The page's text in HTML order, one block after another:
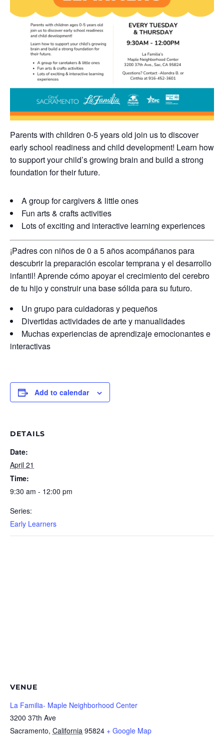
Parents with children 0-5 years old join us to discover
early school readiness and child development! Learn how
to support your child’s growing brain and build a strong
foundation for their future.
A group for cargivers & little ones
Fun arts & crafts activities
Lots of exciting and interactive learning experiences
¡Padres con niños de 0 a 5 años acompáñanos para
descubrir la preparación escolar temprana y el desarrollo
infantil! Aprende cómo apoyar el crecimiento del cerebro
de tu hijo y construir una base sólida para su futuro.
Un grupo paracuidadorasy pequeños
Divertidas actividades de arte y manualidades
Muchas experiencias de aprendizaje emocionantes e
interactivas
Add to calendar
DETAILS
Date:
April 21
Time:
9:30 am - 12:00 pm
Series:
Early Learners
VENUE
La Familia- Maple Neighborhood Center
3200 37th Ave
Sacramento, California 95824 + Google Map